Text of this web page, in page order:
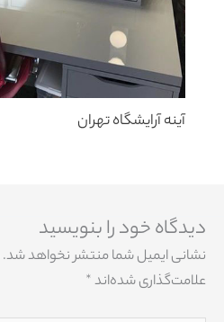
آینه آرایشگاه تهران
دیدگاه‌ خود را بنویسید
نشانی ایمیل شما منتشر نخواهد شد.
علامت‌گذاری شده‌اند*